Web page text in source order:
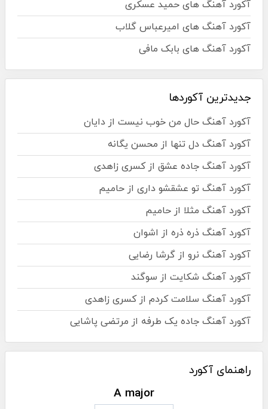
آکورد آهنگ های حمید عسکری
آکورد آهنگ های امیرعباس گلاب
آکورد آهنگ های بابک مافی
جدیدترین آکوردها
آکورد آهنگ حال من خوب نیست از دایان
آکورد آهنگ دل تنها از محسن یگانه
آکورد آهنگ جاده عشق از کسری زاهدی
آکورد آهنگ تو عشقشو داری از حامیم
آکورد آهنگ مثلا از حامیم
آکورد آهنگ ذره ذره از اشوان
آکورد آهنگ نرو از گرشا رضایی
آکورد آهنگ شکایت از سوگند
آکورد آهنگ سلامت کردم از کسری زاهدی
آکورد آهنگ جاده یک طرفه از مرتضی پاشایی
راهنمای آکورد
A major